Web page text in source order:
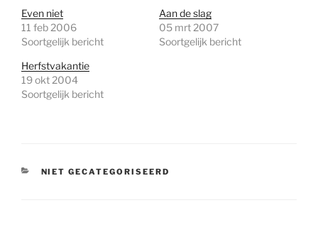
Even niet
11 feb 2006
Soortgelijk bericht
Aan de slag
05 mrt 2007
Soortgelijk bericht
Herfstvakantie
19 okt 2004
Soortgelijk bericht
CATEGORIEËN
NIET GECATEGORISEERD